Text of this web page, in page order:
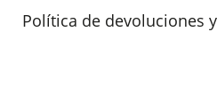
Política de devoluciones